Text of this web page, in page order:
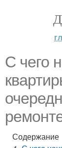
С чего
Содержание